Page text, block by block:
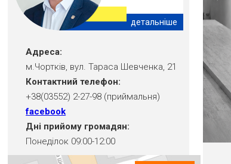
детальніше
Адреса:
м.Чортків, вул. Тараса Шевченка, 21
Контактний телефон:
+38(03552) 2-27-98 (приймальня)
facebook
Дні прийому громадян:
Понеділок 09:00-12:00